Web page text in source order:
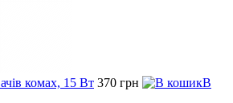
комах, 15 Вт 370 грн
В